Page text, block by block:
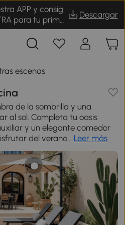
APP y consig
para tu prime
Descargar
escenas
de la sombrilla y una
al sol. Completa tu oasis
y un elegante comedor
del verano... Leer más